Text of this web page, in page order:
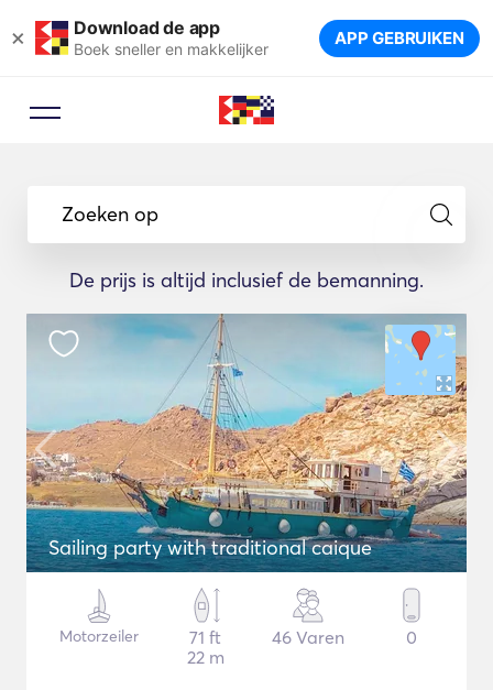
× Download de app
Boek sneller en makkelijker APP GEBRUIKEN
Zoeken op
De prijs is altijd inclusief de bemanning.
Sailing party with traditional caique
Motorzeiler
71 ft
22 m
46 Varen 0